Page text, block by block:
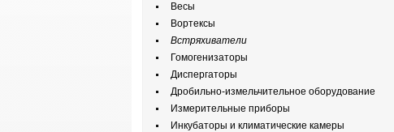
Весы
Вортексы
Встряхиватели
Гомогенизаторы
Диспергаторы
Дробильно-измельчительное оборудование
Измерительные приборы
Инкубаторы и климатические камеры